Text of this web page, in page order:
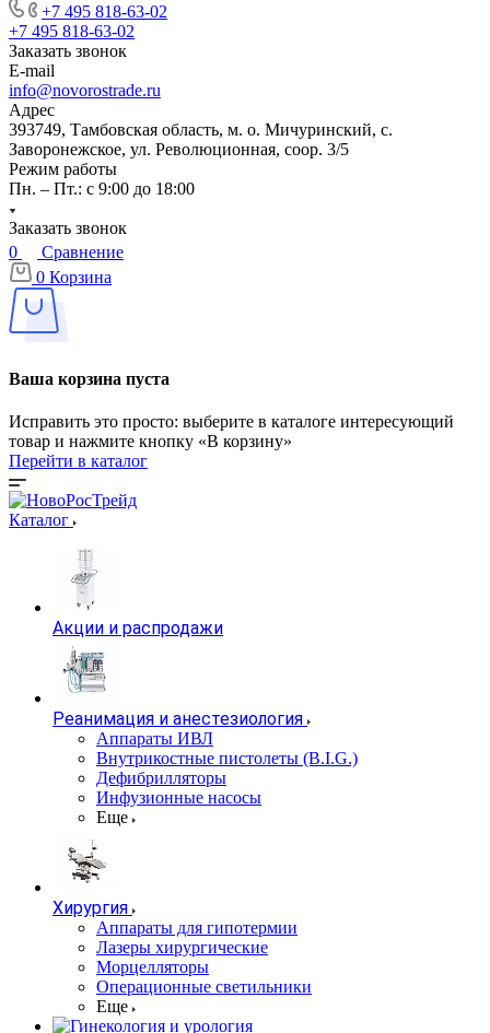
+7 495 818-63-02
+7 495 818-63-02
Заказать звонок
E-mail
info@novorostrade.ru
Адрес
393749, Тамбовская область, м. о. Мичуринский, с.
Заворонежское, ул. Революционная, соор. 3/5
Режим работы
Пн. – Пт.: с 9:00 до 18:00
Заказать звонок
0
Сравнение
0 Корзина
Ваша корзина пуста
Исправить это просто: выберите в каталоге интересующий
товар и нажмите кнопку «В корзину»
Перейти в каталог
Каталог
Акции и распродажи
Реанимация и анестезиология
Аппараты ИВЛ
Внутрикостные пистолеты (B.I.G.)
Дефибрилляторы
Инфузионные насосы
Еще
Хирургия
Аппараты для гипотермии
Лазеры хирургические
Морцелляторы
Операционные светильники
Еще